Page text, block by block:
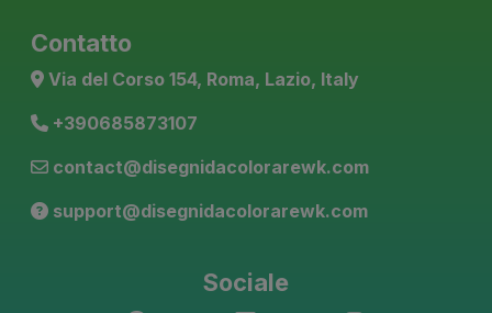
Contatto
Via del Corso 154, Roma, Lazio, Italy
+390685873107
contact@disegnidacolorarewk.com
support@disegnidacolorarewk.com
Sociale